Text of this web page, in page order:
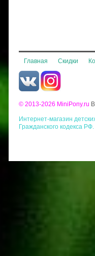
Главная Скидки
© 2013-2026 MiniPony.ru
Интернет-магазин
Гражданского кодекса